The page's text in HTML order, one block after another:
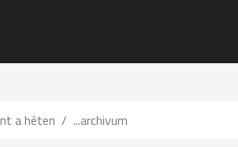
a héten ...archivum